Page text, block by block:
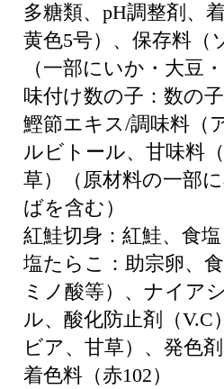
多糖類、pH調整剤、
黄色5号）、保存料（
（一部にいか・大豆
味付け数の子：数の子
鰹節エキス/調味料（
ルビトール、甘味料
草）（原材料の一部
ばを含む）
紅鮭切身：紅鮭、食塩
塩たらこ：助宗卵、
ミノ酸等）、ナイア
ル、酸化防止剤（V.C
ビア、甘草）、発色剤
着色料（赤102）